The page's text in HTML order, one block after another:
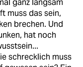
ganz langsam
muss das sein,
brechen. Und
hat noch
schrecklich muss